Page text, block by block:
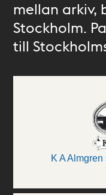
mellan arkiv,
Stockholm.
till
K A